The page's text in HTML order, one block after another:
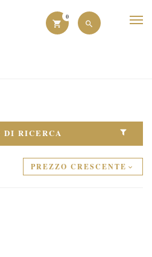
0
DI RICERCA
PREZZO CRESCENTE